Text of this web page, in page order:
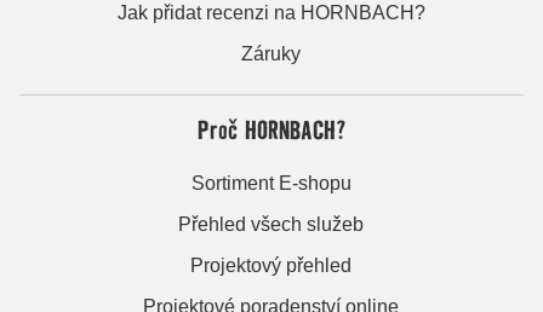
Jak přidat recenzi na HORNBACH?
Záruky
Proč HORNBACH?
Sortiment E-shopu
Přehled všech služeb
Projektový přehled
Projektové poradenství online